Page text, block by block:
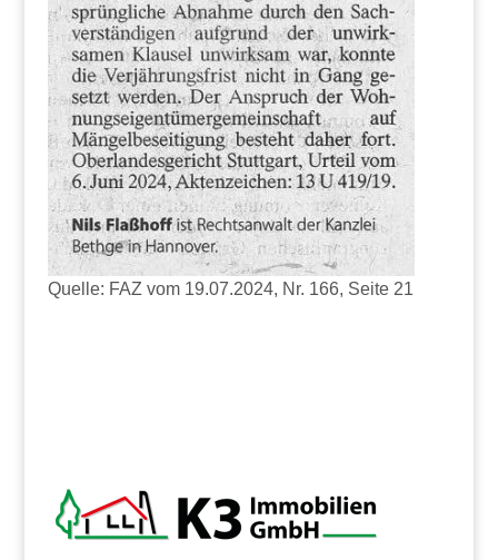
Quelle: FAZ vom 19.07.2024, Nr. 166, Seite 21